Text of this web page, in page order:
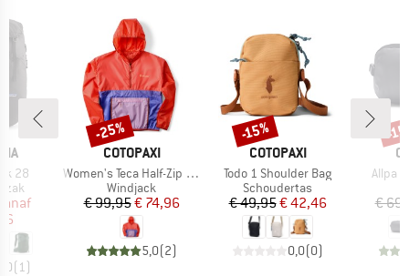
28
prijs
( 1)
MERK
COTOPAXI
Artikel
Women's Teca Half-Zip Windbreaker
Productgroep
Windjack
Prijs
€ 99,95Verlaagde prijs
€ 74,96
5,0(2)
Korting
-25%
MERK
COTOPAXI
Artikel
Todo 1 Shoulder Bag
Productgroep
Schoudertas
Prijs
€ 49,95Verlaagde prijs
€ 42,46
0,0(0)
Korting
-15%
Artikel
Allpa
€
-